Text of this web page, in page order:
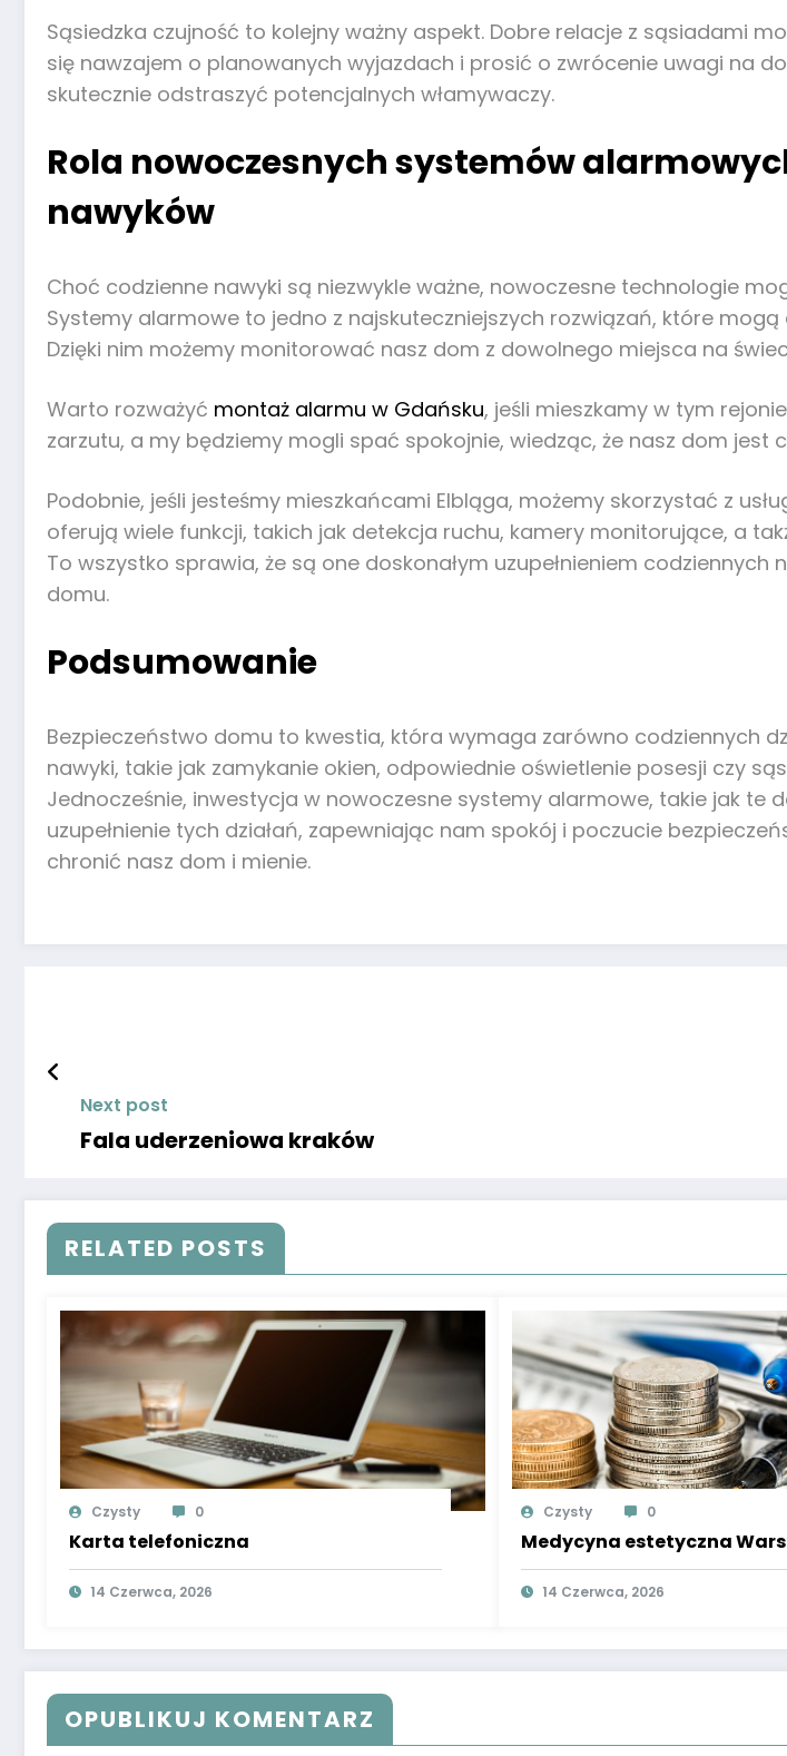
Sąsiedzka czujność to kolejny ważny aspekt. Dobre relacje z sąsiadami
się nawzajem o planowanych wyjazdach i prosić o zwrócenie uwagi na
skutecznie odstraszyć potencjalnych włamywaczy.
Rola nowoczesnych systemów
nawyków
Choć codzienne nawyki są niezwykle ważne, nowoczesne technologie
Systemy alarmowe to jedno z najskuteczniejszych rozwiązań, które mogą
Dzięki nim możemy monitorować nasz dom z dowolnego miejsca na
Warto rozważyć montaż alarmu w Gdańsku, jeśli mieszkamy w tym
zarzutu, a my będziemy mogli spać spokojnie, wiedząc, że nasz dom jest
Podobnie, jeśli jesteśmy mieszkańcami Elbląga, możemy skorzystać z
oferują wiele funkcji, takich jak detekcja ruchu, kamery monitorujące, a
To wszystko sprawia, że są one doskonałym uzupełnieniem
domu.
Podsumowanie
Bezpieczeństwo domu to kwestia, która wymaga zarówno codziennych
nawyki, takie jak zamykanie okien, odpowiednie oświetlenie posesji czy
Jednocześnie, inwestycja w nowoczesne systemy alarmowe, takie jak te
uzupełnienie tych działań, zapewniając nam spokój i poczucie
chronić nasz dom i mienie.
Next post
Fala uderzeniowa kraków
RELATED POSTS
Czysty 0
Karta telefoniczna
14 Czerwca, 2026
Czysty 0
Medycyna estetyczna
14 Czerwca, 2026
OPUBLIKUJ KOMENTARZ